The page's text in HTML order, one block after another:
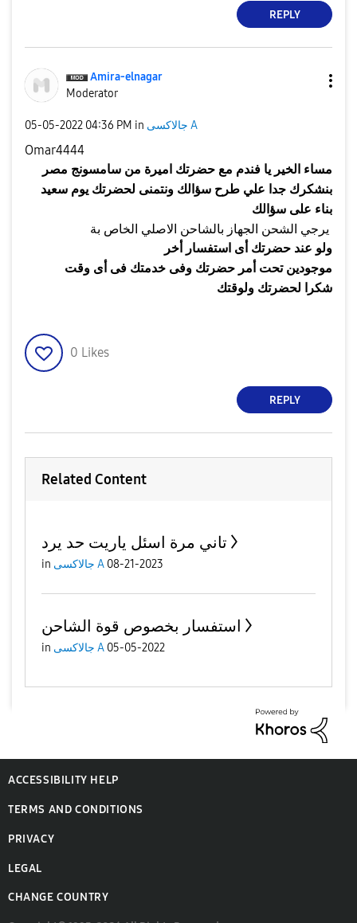
REPLY
Amira-elnagar
Moderator
‎05-05-2022 04:36 PM in جالاكسى A
Omar4444
مساء الخير يا فندم مع حضرتك اميرة من سامسونج مصر
بنشكرك جدا علي طرح سؤالك ونتمنى لحضرتك يوم سعيد
بناء على سؤالك
ولو عند حضرتك أى استفسار أخر
موجودين تحت أمر حضرتك وفى خدمتك فى أى وقت
شكرا لحضرتك ولوقتك
0 Likes
REPLY
Related Content
تاني مرة اسئل ياريت حد يرد
in جالاكسى A 08-21-2023
استفسار بخصوص قوة الشاحن
in جالاكسى A 05-05-2022
ACCESSIBILITY HELP
TERMS AND CONDITIONS
PRIVACY
LEGAL
CHANGE COUNTRY